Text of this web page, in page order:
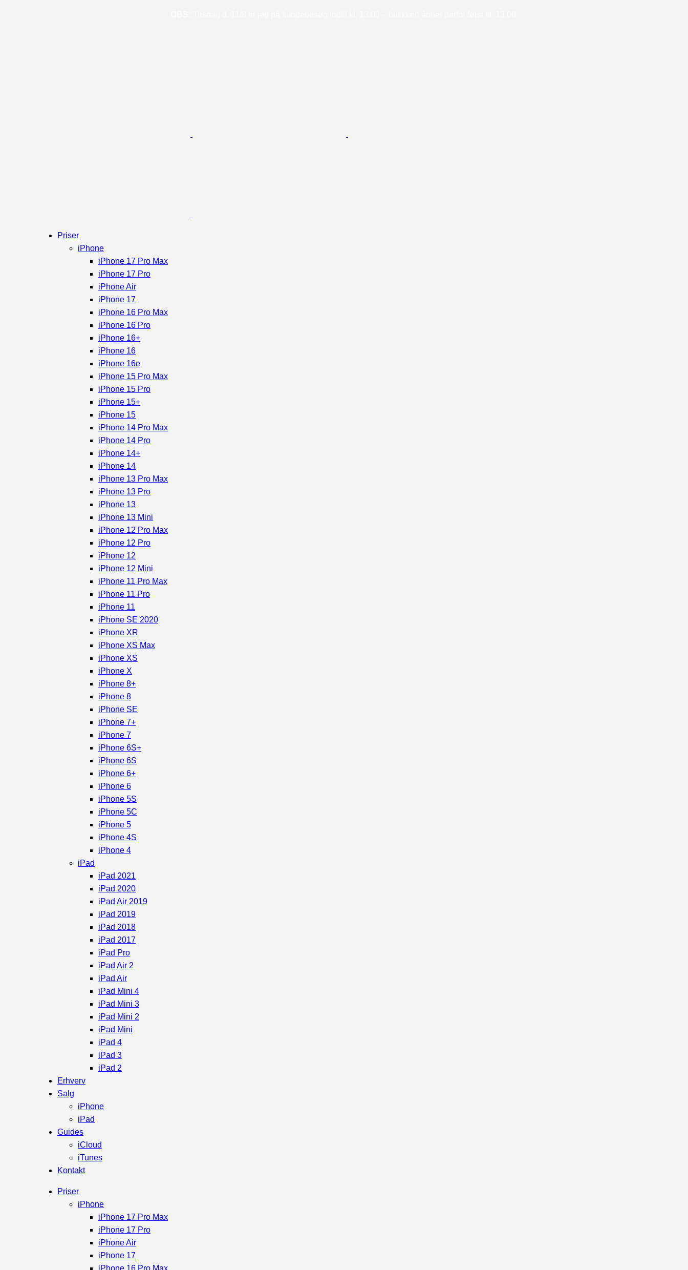
Priser
iPhone
iPhone 17 Pro Max
iPhone 17 Pro
iPhone Air
iPhone 17
iPhone 16 Pro Max
iPhone 16 Pro
iPhone 16+
iPhone 16
iPhone 16e
iPhone 15 Pro Max
iPhone 15 Pro
iPhone 15+
iPhone 15
iPhone 14 Pro Max
iPhone 14 Pro
iPhone 14+
iPhone 14
iPhone 13 Pro Max
iPhone 13 Pro
iPhone 13
iPhone 13 Mini
iPhone 12 Pro Max
iPhone 12 Pro
iPhone 12
iPhone 12 Mini
iPhone 11 Pro Max
iPhone 11 Pro
iPhone 11
iPhone SE 2020
iPhone XR
iPhone XS Max
iPhone XS
iPhone X
iPhone 8+
iPhone 8
iPhone SE
iPhone 7+
iPhone 7
iPhone 6S+
iPhone 6S
iPhone 6+
iPhone 6
iPhone 5S
iPhone 5C
iPhone 5
iPhone 4S
iPhone 4
iPad
iPad 2021
iPad 2020
iPad Air 2019
iPad 2019
iPad 2018
iPad 2017
iPad Pro
iPad Air 2
iPad Air
iPad Mini 4
iPad Mini 3
iPad Mini 2
iPad Mini
iPad 4
iPad 3
iPad 2
Erhverv
Salg
iPhone
iPad
Guides
iCloud
iTunes
Kontakt
Priser
iPhone
iPhone 17 Pro Max
iPhone 17 Pro
iPhone Air
iPhone 17
iPhone 16 Pro Max